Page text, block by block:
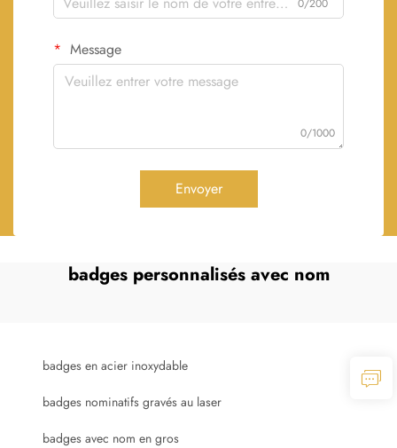
0/200
Message
0/1000
Envoyer
badges personnalisés avec nom
badges en acier inoxydable
badges nominatifs gravés au laser
badges avec nom en gros